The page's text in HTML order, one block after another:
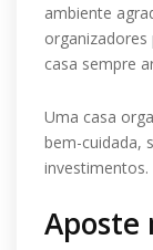
ambiente
casa sempre
Uma casa
bem-cuidada,
investimentos.
Aposte